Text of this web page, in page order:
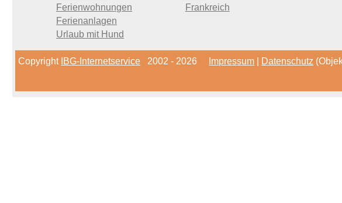
Ferienwohnungen
Ferienanlagen
Urlaub mit Hund
Frankreich
Copyright IBG-Internetservice 2002 - 2026 Impressum Datenschutz